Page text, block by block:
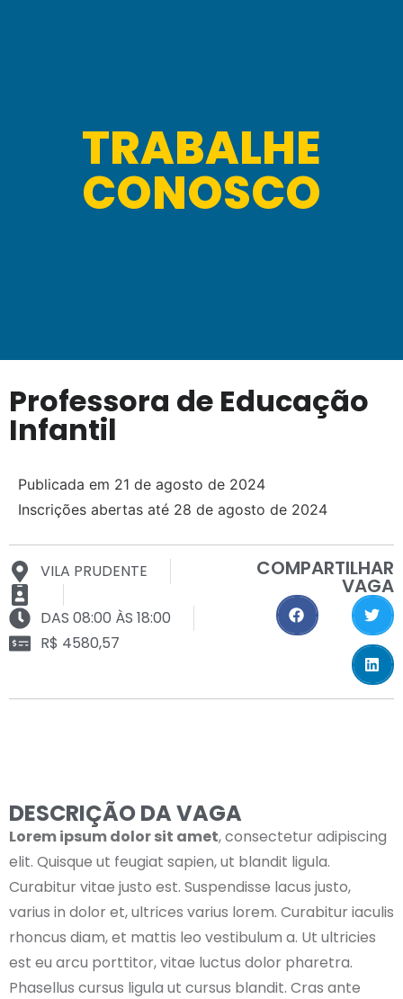
TRABALHE
CONOSCO
Professora de Educação
Infantil
Publicada em 21 de agosto de 2024
Inscrições abertas até 28 de agosto de 2024
VILA PRUDENTE
DAS 08:00 ÀS 18:00
R$ 4580,57
COMPARTILHAR
VAGA
DESCRIÇÃO DA VAGA
Lorem ipsum dolor sit amet, consectetur adipiscing
elit. Quisque ut feugiat sapien, ut blandit ligula.
Curabitur vitae justo est. Suspendisse lacus justo,
varius in dolor et, ultrices varius lorem. Curabitur iaculis
rhoncus diam, et mattis leo vestibulum a. Ut ultricies
est eu arcu porttitor, vitae luctus dolor pharetra.
Phasellus cursus ligula ut cursus blandit. Cras ante